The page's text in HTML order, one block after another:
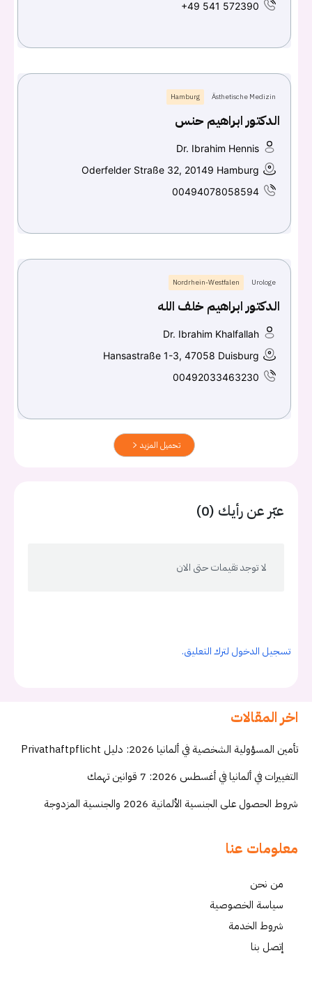
+49 541 572390
Ästhetische Medizin
Hamburg
الدكتور ابراهيم حنس
Dr. Ibrahim Hennis
Oderfelder Straße 32, 20149 Hamburg
00494078058594
Urologe
Nordrhein-Westfalen
الدكتور ابراهيم خلف الله
Dr. Ibrahim Khalfallah
Hansastraße 1-3, 47058 Duisburg
00492033463230
تحميل المزيد
عبّر عن رأيك (0)
لا توجد تقيمات حتى الان
تسجيل الدخول لترك التعليق.
اخر المقالات
تأمين المسؤولية الشخصية في ألمانيا 2026: دليل Privathaftpflicht
التغييرات في ألمانيا في أغسطس 2026: 7 قوانين تهمك
شروط الحصول على الجنسية الألمانية 2026 والجنسية المزدوجة
معلومات عنا
من نحن
سياسة الخصوصية
شروط الخدمة
إتصل بنا